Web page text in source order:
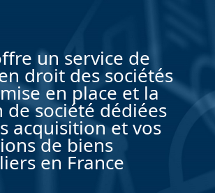
un service de
droit des sociétés
en place et la
de société dédiées
acquisition et vos
de biens
en France